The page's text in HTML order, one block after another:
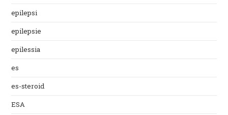
epilepsi
epilepsie
epilessia
es
es-steroid
ESA